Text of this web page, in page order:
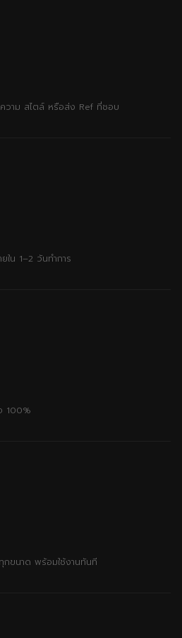
าม สไตล์ หรือส่ง Ref ที่ชอบ
ใน 1–2 วันทำการ
100%
กขนาด พร้อมใช้งานทันที